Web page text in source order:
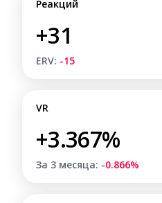
Реакций
+31
ERV: -15
VR
+3.367%
За 3 месяца: -0.866%